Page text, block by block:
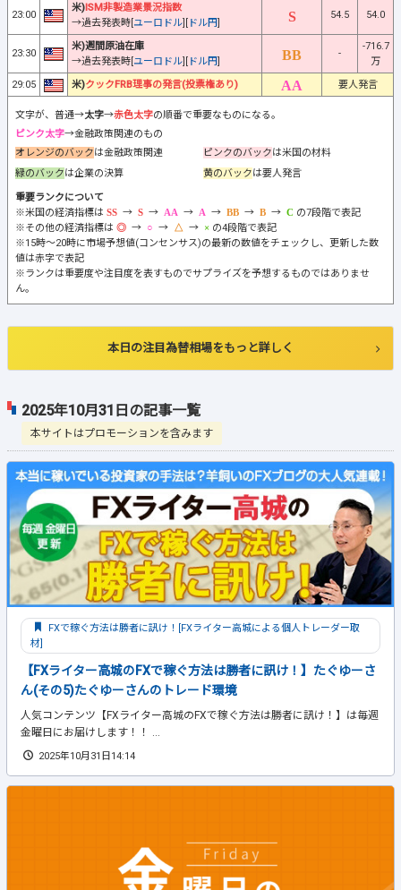
2025年10月31日の記事一覧
本サイトはプロモーションを含みます
FXで稼ぐ方法は勝者に訊け！[FXライター高城による個人トレーダー取
材]
【FXライター高城のFXで稼ぐ方法は勝者に訊け！】たぐゆーさ
ん(その5)たぐゆーさんのトレード環境
人気コンテンツ【FXライター高城のFXで稼ぐ方法は勝者に訊け！】は毎週
金曜日にお届けします！！ ...
2025年10月31日14:14
23:00
米)ISM非製造業景況指数
→過去発表時[ユーロドル][ ドル円]
54.5 54.0
23:30
米)週間原油在庫
→過去発表時[ユーロドル][ ドル円]
-
-716.7
万
29:05
米)クックFRB理事の発言(投票権あり) 要人発言
文字が、普通→太字→赤色太字の順番で重要なものになる。
ピンク太字→金融政策関連のもの
オレンジのバックは金融政策関連 ピンクのバックは米国の材料
緑のバックは企業の決算 黄のバックは要人発言
重要ランクについて
※米国の経済指標は
→ → → → → →
の7段階で表記
※その他の経済指標は
→ → →
の4段階で表記
※15時～20時に市場予想値(コンセンサス)の最新の数値をチェックし、更新した数
値は赤字で表記
※ランクは重要度や注目度を表すものでサプライズを予想するものではありませ
ん。
本日の注目為替相場をもっと詳しく